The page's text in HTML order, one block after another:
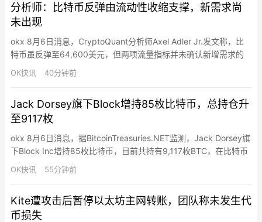
与数据高管，前…
分析师：比特币反弹由流动性收缩支撑，新需求尚
未出现
okx 8月6日消息，CryptoQuant分析师Axel Adler Jr.发文称，比
特币虽反弹至64,600美元，但两项流量指标并未确认新增需求的
涌入。需求/发行比率为-5.43，币龄净流量为-85,500枚BTC，两
者均从7月低点回升但仍处负值。需求/发行比率低于零意味着年轻
示过去30天内有85…
OK快讯 40分钟前
Jack Dorsey旗下Block增持85枚比特币，总持仓升
至9117枚
okx 8月6日消息，据BitcoinTreasuries.NET监测，Jack Dorsey旗
下Block Inc增持85枚比特币，目前共持有9,117枚BTC，在比特币
持仓排名中位列第15位。
OK快讯 55分钟前
Kite遭攻击后暂停以太坊主网转账，团队称未发生代
币损失